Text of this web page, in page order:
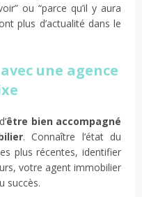
ou “parce qu’il y aura
plus d’actualité dans le
une agence
être bien accompagné
. Connaître l’état du
plus récentes, identifier
votre agent immobilier
succès.